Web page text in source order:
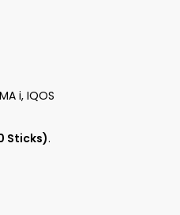
i, IQOS
Sticks).